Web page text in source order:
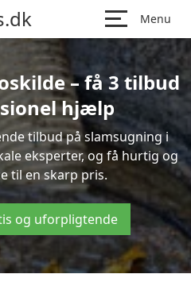
Menu
– få 3 tilbud
hjælp
tilbud på slamsugning i
eksperter, og få hurtig og
til en skarp pris.
og uforpligtende